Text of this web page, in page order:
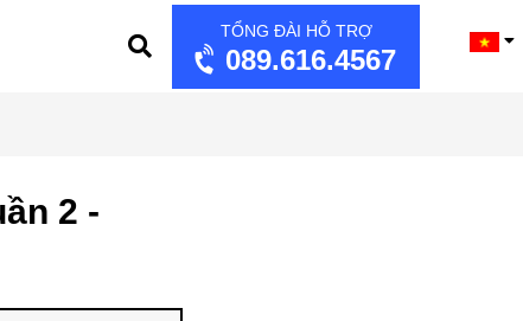
TỔNG ĐÀI HỖ TRỢ
089.616.4567
2 -